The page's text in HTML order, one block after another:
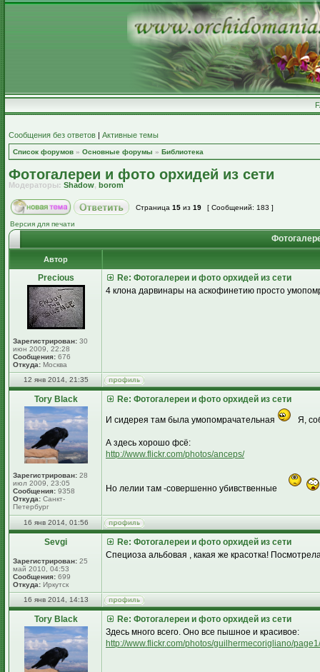
Сообщения без ответов | Активные темы
Список форумов » Основные форумы » Библиотека
Фотогалереи и фото орхидей из сети
Модераторы: Shadow, borom
Страница 15 из 19 [ Сообщений: 183 ]
Версия для печати
Автор
Precious
Зарегистрирован: 30
июн 2009, 22:28
Сообщения: 676
Откуда: Москва
Re: Фотогалереи и фото орхидей из сети
4 клона дарвинары на аскофинетию просто
12 янв 2014, 21:35
Tory Black
Зарегистрирован: 28
июл 2009, 23:05
Сообщения: 9358
Откуда: Санкт-
Петербург
Re: Фотогалереи и фото орхидей из сети
И сидерея там была умопомрачательная Я,
А здесь хорошо фсё:
http://www.flickr.com/photos/anceps/
Но лелии там -совершенно убивственные
16 янв 2014, 01:56
Sevgi
Зарегистрирован: 25
май 2010, 04:53
Сообщения: 699
Откуда: Иркутск
Re: Фотогалереи и фото орхидей из сети
Специоза альбовая , какая же красотка!
16 янв 2014, 14:13
Tory Black
Re: Фотогалереи и фото орхидей из сети
Здесь много всего. Оно все пышное и красивое:
http://www.flickr.com/photos/guilhermecorigliano/page1/